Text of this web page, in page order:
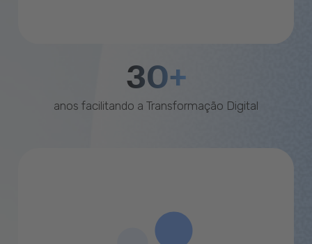
30+
anos facilitando a Transformação Digital